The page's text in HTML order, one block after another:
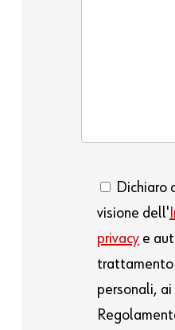
Dichiaro
visione dell'
privacye
trattamento
personali, ai